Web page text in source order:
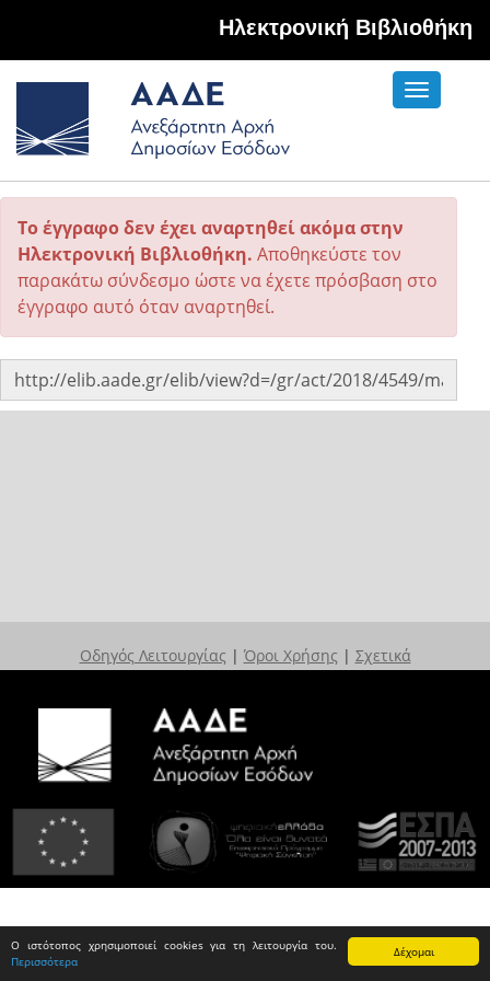
Δέχομαι
Ο ιστότοπος χρησιμοποιεί cookies για τη λειτουργία του.
Περισσότερα
Hλεκτρονική Βιβλιοθήκη
Toggle
Το έγγραφο δεν έχει αναρτηθεί ακόμα στην
Ηλεκτρονική Βιβλιοθήκη. Αποθηκεύστε τον
παρακάτω σύνδεσμο ώστε να έχετε πρόσβαση στο
έγγραφο αυτό όταν αναρτηθεί.
Οδηγός Λειτουργίας | Όροι Χρήσης | Σχετικά